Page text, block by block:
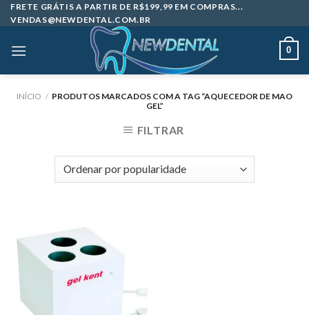
Skip
to
FRETE GRÁTIS A PARTIR DE R$199,99 EM COMPRAS...
VENDAS@NEWDENTAL.COM.BR
0
INÍCIO / PRODUTOS MARCADOS COM A TAG “AQUECEDOR DE MAO
GEL”
FILTRAR